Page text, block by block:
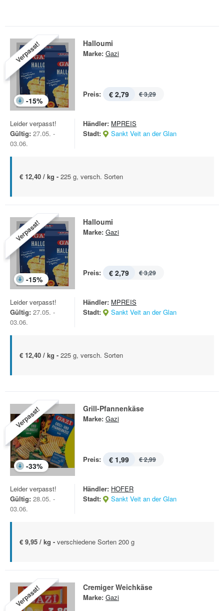
Verpasst!
-15%
Halloumi
Marke: Gazi
Preis: € 2,79 € 3,29
Leider verpasst!
Gültig: 27.05. -
03.06.
Händler: MPREIS
Stadt:
Sankt Veit an der Glan
€ 12,40 / kg - 225 g, versch. Sorten
Verpasst!
-15%
Halloumi
Marke: Gazi
Preis: € 2,79 € 3,29
Leider verpasst!
Gültig: 27.05. -
03.06.
Händler: MPREIS
Stadt:
Sankt Veit an der Glan
€ 12,40 / kg - 225 g, versch. Sorten
Verpasst!
-33%
Grill-Pfannenkäse
Marke: Gazi
Preis: € 1,99 € 2,99
Leider verpasst!
Gültig: 28.05. -
03.06.
Händler: HOFER
Stadt:
Sankt Veit an der Glan
€ 9,95 / kg - verschiedene Sorten 200 g
Verpasst! Cremiger Weichkäse
Marke: Gazi